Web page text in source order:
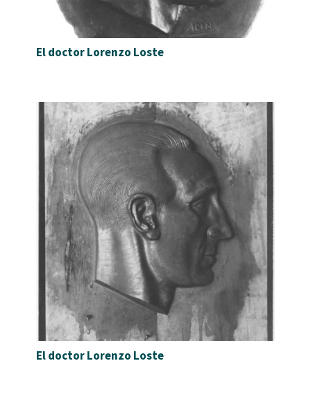
El doctor Lorenzo Loste
El doctor Lorenzo Loste